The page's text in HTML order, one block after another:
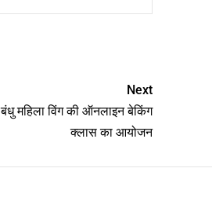
Next
महिला विंग की ऑनलाइन बेकिंग
क्लास का आयोजन